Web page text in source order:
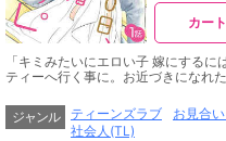
カー
「キミみたいにエロい子 嫁にする
ティーへ行く事に。お近づきにな
好きなら俺と付き合ってみる？」形
女。愛なんてない…のに、欲情のま
ジャンル
ティーンズラブ お見合
社会人(TL)